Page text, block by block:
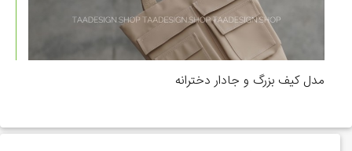
مدل کیف بزرگ و جادار دخترانه